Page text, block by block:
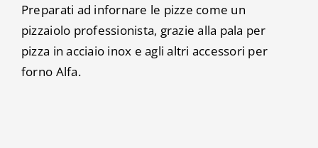
Preparati ad infornare le pizze come un
pizzaiolo professionista, grazie alla pala per
pizza in acciaio inox e agli altri accessori per
forno Alfa.